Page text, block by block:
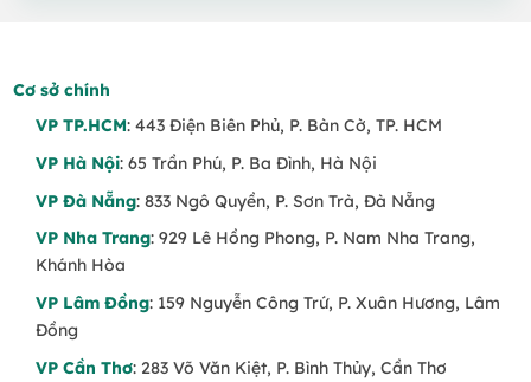
Cơ sở chính
VP TP.HCM: 443 Điện Biên Phủ, P. Bàn Cờ, TP. HCM
VP Hà Nội: 65 Trần Phú, P. Ba Đình, Hà Nội
VP Đà Nẵng: 833 Ngô Quyền, P. Sơn Trà, Đà Nẵng
VP Nha Trang: 929 Lê Hồng Phong, P. Nam Nha Trang,
Khánh Hòa
VP Lâm Đồng: 159 Nguyễn Công Trứ, P. Xuân Hương, Lâm
Đồng
VP Cần Thơ: 283 Võ Văn Kiệt, P. Bình Thủy, Cần Thơ